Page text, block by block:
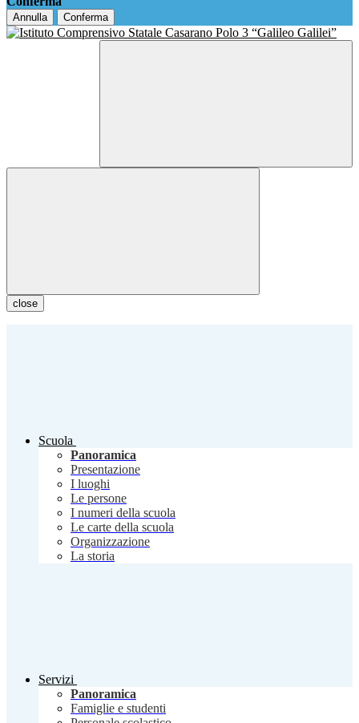
Annulla Conferma
close
Scuola
Panoramica
Presentazione
I luoghi
Le persone
I numeri della scuola
Le carte della scuola
Organizzazione
La storia
Servizi
Panoramica
Famiglie e studenti